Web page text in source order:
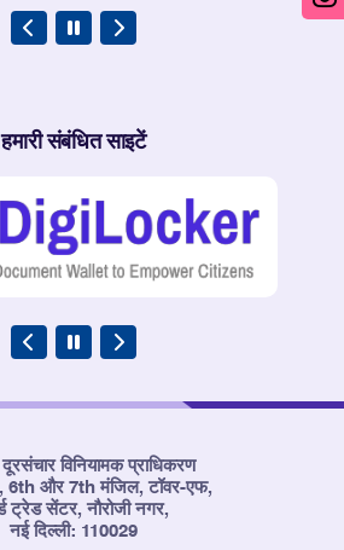
हमारी संबंधित साइटें
दूरसंचार विनियामक प्राधिकरण
6th और 7th मंजिल, टॉवर-एफ,
ट्रेड सेंटर, नौरोजी नगर,
नई दिल्ली: 110029